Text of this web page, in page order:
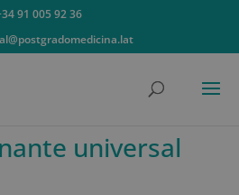
91 005 92 36
universal